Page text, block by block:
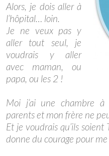
Alors, je dois aller à
l’hôpital… loin.
Je ne veux pas y
aller tout seul, je
voudrais y aller
avec maman, ou
papa, ou les 2 !
Moi j’ai une chambre à
parents et mon frère ne
Et je voudrais qu’ils
donne du courage pour me